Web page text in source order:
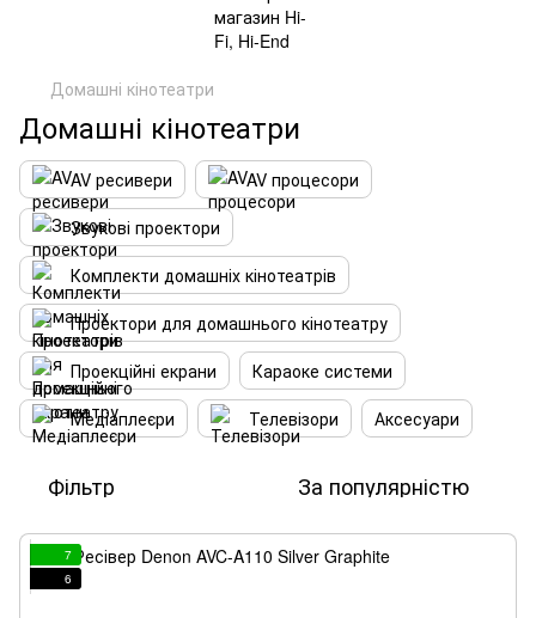
Домашні кінотеатри
Домашні кінотеатри
AV ресивери
AV процесори
Звукові проектори
Комплекти домашніх кінотеатрів
Проектори для домашнього кінотеатру
Проекційні екрани
Караоке системи
Медіаплеєри
Телевізори Аксесуари
Фільтр За популярністю
7
6